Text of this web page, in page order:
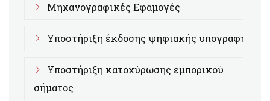
Μηχανογραφικές Εφαμογές
Υποστήριξη έκδοσης ψηφιακής υπογραφής
Υποστήριξη κατοχύρωσης εμπορικού
σήματος